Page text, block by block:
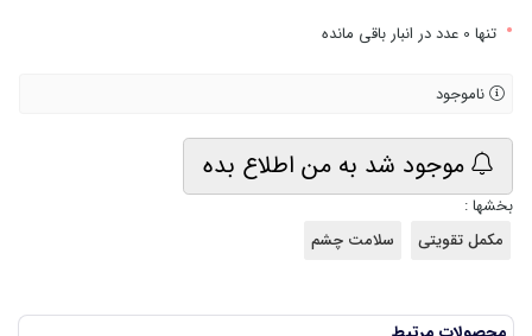
• تنها 0 عدد در انبار باقی مانده
ناموجود
موجود شد به من اطلاع بده
بخشها :
مکمل تقویتی
سلامت چشم